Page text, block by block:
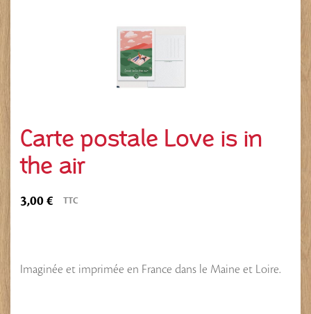
Carte postale Love is in
the air
3,00 € TTC
Imaginée et imprimée en France dans le Maine et Loire.